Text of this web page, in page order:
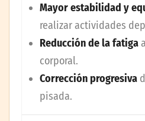
Mayor estabilidad y
realizar actividades
Reducción de la fatiga
corporal.
Corrección progresiva
pisada.